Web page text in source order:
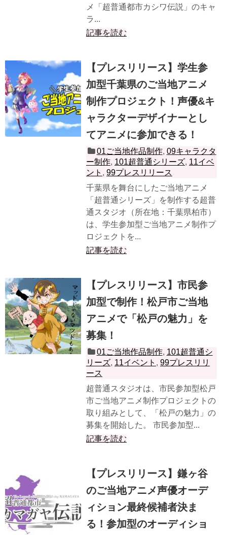
メ「超普通都市カシワ伝説」のキャ
ラ...
記事を読む
【プレスリリース】学生参
加型千葉県のご当地アニメ
制作プロジェクト！声優&キ
ャラクターデザイナーとし
てアニメに参加できる！
01ご当地作品制作, 09キャラクタ
ー制作, 101超普通シリーズ, 11イベ
ント , 99プレスリリース
千葉県を舞台にしたご当地アニメ
「超普通シリーズ」を制作する超普
通スタジオ（所在地：千葉県柏市）
は、学生参加型ご当地アニメ制作プ
ロジェクトを...
記事を読む
【プレスリリース】市民参
加型で制作！松戸市ご当地
アニメで「松戸の魅力」を
募集！
01ご当地作品制作, 101超普通シ
リーズ, 11イベント , 99プレスリリ
ース
超普通スタジオは、市民参加型松戸
市ご当地アニメ制作プロジェクトの
取り組みとして、「松戸の魅力」の
募集を開始した。 市民参加型...
記事を読む
【プレスリリース】鎌ヶ谷
のご当地アニメ声優オーデ
ィション最終候補者決ま
る！参加型のオーディショ